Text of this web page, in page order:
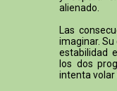
alienado.
Las
imaginar.
estabilidad
los dos
intenta volar